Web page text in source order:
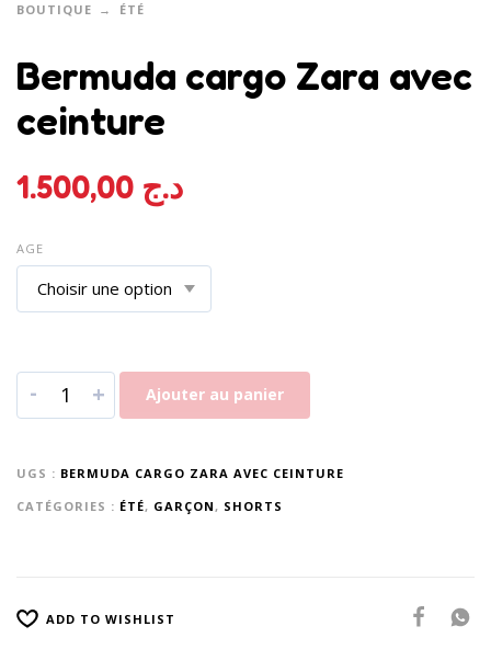
BOUTIQUE ÉTÉ
Bermuda cargo Zara avec
ceinture
د.ج
AGE
- + Ajouter au panier
UGS : BERMUDA CARGO ZARA AVEC CEINTURE
CATÉGORIES : ÉTÉ, GARÇON, SHORTS
ADD TO WISHLIST